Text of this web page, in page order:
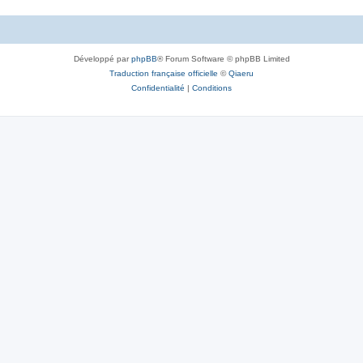
Développé parphpBB® Forum Software © phpBB Limited
Traduction française officielle ©Qiaeru
Confidentialité | Conditions